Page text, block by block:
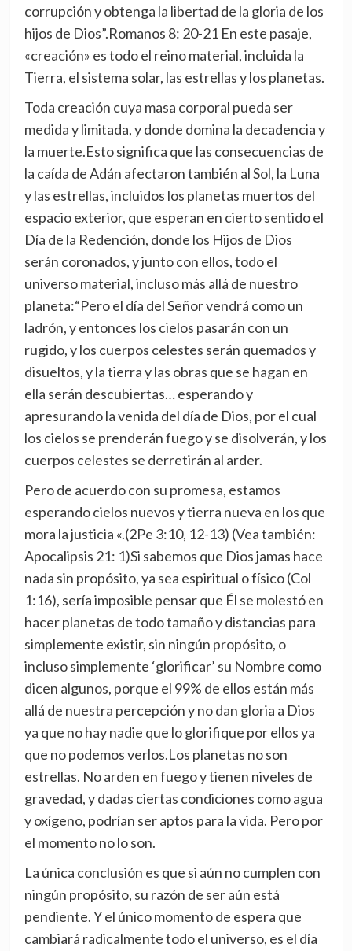
corrupción y obtenga la libertad de la gloria de los
hijos de Dios”.Romanos 8: 20-21 En este pasaje,
«creación» es todo el reino material, incluida la
Tierra, el sistema solar, las estrellas y los planetas.
Toda creación cuya masa corporal pueda ser
medida y limitada, y donde domina la decadencia y
la muerte.Esto significa que las consecuencias de
la caída de Adán afectaron también al Sol, la Luna
y las estrellas, incluidos los planetas muertos del
espacio exterior, que esperan en cierto sentido el
Día de la Redención, donde los Hijos de Dios
serán coronados, y junto con ellos, todo el
universo material, incluso más allá de nuestro
planeta:“Pero el día del Señor vendrá como un
ladrón, y entonces los cielos pasarán con un
rugido, y los cuerpos celestes serán quemados y
disueltos, y la tierra y las obras que se hagan en
ella serán descubiertas… esperando y
apresurando la venida del día de Dios, por el cual
los cielos se prenderán fuego y se disolverán, y los
cuerpos celestes se derretirán al arder.
Pero de acuerdo con su promesa, estamos
esperando cielos nuevos y tierra nueva en los que
mora la justicia «.(2Pe 3:10, 12-13) (Vea también:
Apocalipsis 21: 1)Si sabemos que Dios jamas hace
nada sin propósito, ya sea espiritual o físico (Col
1:16), sería imposible pensar que Él se molestó en
hacer planetas de todo tamaño y distancias para
simplemente existir, sin ningún propósito, o
incluso simplemente ‘glorificar’ su Nombre como
dicen algunos, porque el 99% de ellos están más
allá de nuestra percepción y no dan gloria a Dios
ya que no hay nadie que lo glorifique por ellos ya
que no podemos verlos.Los planetas no son
estrellas. No arden en fuego y tienen niveles de
gravedad, y dadas ciertas condiciones como agua
y oxígeno, podrían ser aptos para la vida. Pero por
el momento no lo son.
La única conclusión es que si aún no cumplen con
ningún propósito, su razón de ser aún está
pendiente. Y el único momento de espera que
cambiará radicalmente todo el universo, es el día